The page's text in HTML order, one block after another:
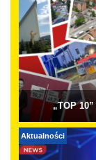
„TOP
Aktualności